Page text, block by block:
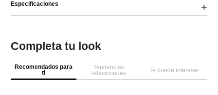
Especificaciones +
Completa tu look
Recomendados para
ti
Tendencias
relacionadas
Te puede interesar